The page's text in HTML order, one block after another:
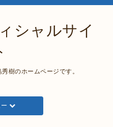
シャルサイ
樹のホームページです。